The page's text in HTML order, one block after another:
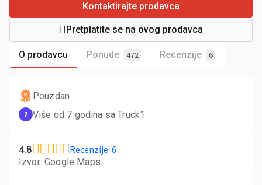
O prodavcu Ponude 472 Recenzije 6
Kontaktirajte prodavca
Pretplatite se na ovog prodavca
Pouzdan
7 Više od 7 godina sa Truck1
4.8 Recenzije: 6
Izvor: Google Maps